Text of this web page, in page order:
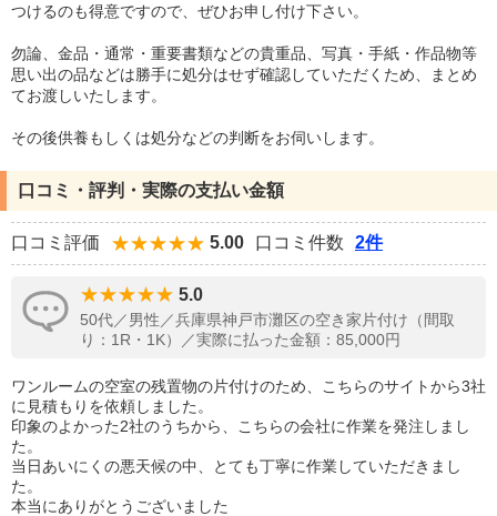
つけるのも得意ですので、ぜひお申し付け下さい。
勿論、金品・通常・重要書類などの貴重品、写真・手紙・作品物等
思い出の品などは勝手に処分はせず確認していただくため、まとめ
てお渡しいたします。
その後供養もしくは処分などの判断をお伺いします。
口コミ・評判・実際の支払い金額
口コミ評価 5.00 口コミ件数 2件
5.0
50代／男性／兵庫県神戸市灘区の空き家片付け（間取
り：1R・1K）／実際に払った金額：85,000円
ワンルームの空室の残置物の片付けのため、こちらのサイトから3社
に見積もりを依頼しました。
印象のよかった2社のうちから、こちらの会社に作業を発注しまし
た。
当日あいにくの悪天候の中、とても丁寧に作業していただきまし
た。
本当にありがとうございました